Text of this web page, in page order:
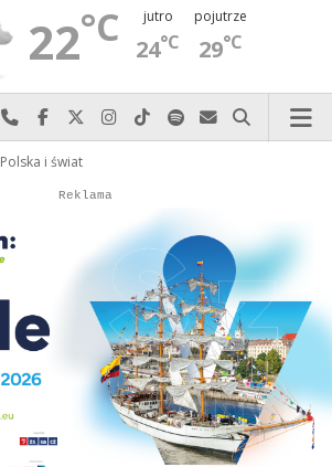
22°C jutro
24°C
pojutrze
29°C
Najlepiej po prostu do nas zadzwoń
Odwiedź nas na Facebook-u
Odwiedź nas na X
Odwiedź nas na Instagram-ie
Odwiedź nas na TikTok-u
Szukaj nas na Spotify
Wyślij do nas
Szukaj
Polska i świat
Autopromocja
Reklama
Autopromocja